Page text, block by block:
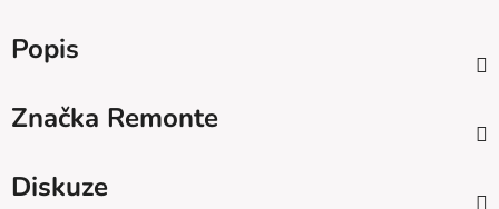
Popis
Značka Remonte
Diskuze